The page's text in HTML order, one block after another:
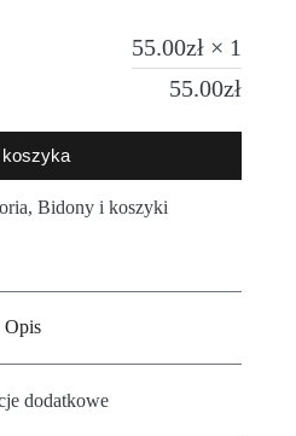
55.00zł × 1
55.00zł
koszyka
, Bidony i koszyki
Opis
dodatkowe